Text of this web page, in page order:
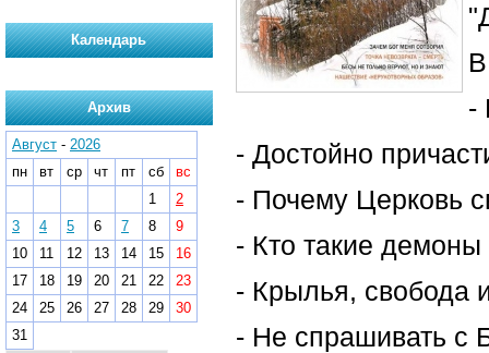
-
- Достойно
- Почему Церковь
- Кто такие демоны
- Крылья, свобода
- Не спрашивать с
Календарь
Архив
Август - 2026
пн
вт ср чт пт сб
вс
1
2
3
4 5 6 7 8
9
10
11 12 13 14 15
16
17
18 19 20 21 22
23
24
25 26 27 28 29
30
31